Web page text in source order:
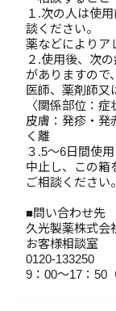
１.次の人は使
談ください。
薬などによりア
２.使用後、次
がありますので
医師、薬剤師又
〈関係部位：症
皮膚：発疹・発
く離
３.5～6日間使
中止し、この箱
ご相談ください。
■問い合わせ先
久光製薬株式会
お客様相談室
0120-133250
9：00～17：50